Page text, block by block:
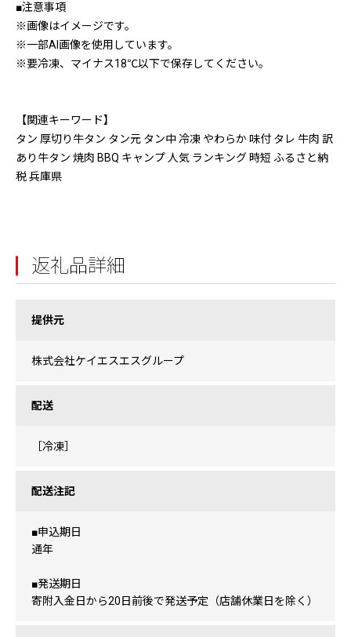
■注意事項
※画像はイメージです。
※一部AI画像を使用しています。
※要冷凍、マイナス18℃以下で保存してください。
【関連キーワード】
タン 厚切り牛タン タン元 タン中 冷凍 やわらか 味付 タレ 牛肉 訳
あり牛タン 焼肉 BBQ キャンプ 人気 ランキング 時短 ふるさと納
税 兵庫県
返礼品詳細
提供元
株式会社ケイエスエスグループ
配送
［冷凍］
配送注記
■申込期日
通年
■発送期日
寄附入金日から20日前後で発送予定（店舗休業日を除く）